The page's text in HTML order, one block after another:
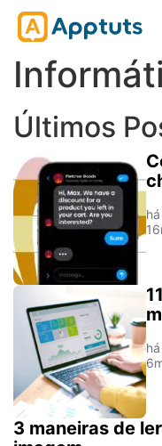
Últimos
3 maneiras de